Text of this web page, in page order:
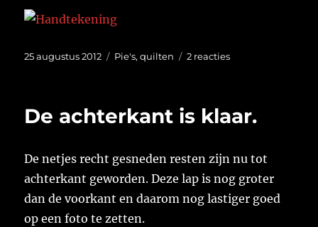
Geplaatst
25 augustus 2012 Categorieën
Pie's,quilten 2 reactiesop
gedaan.
De achterkant is klaar.
De netjes recht gesneden resten zijn nu tot
achterkant geworden. Deze lap is nog groter
dan de voorkant en daarom nog lastiger goed
op een foto te zetten.